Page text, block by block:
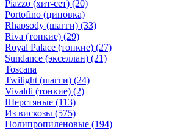
Piazzo (хит-сет) (20)
Portofino (циновка)
Rhapsody (шагги) (33)
Riva (тонкие) (29)
Royal Palace (тонкие) (27)
Sundance (экселлан) (21)
Toscana
Twilight (шагги) (24)
Vivaldi (тонкие) (2)
Шерстяные (113)
Из вискозы (575)
Полипропиленовые (194)